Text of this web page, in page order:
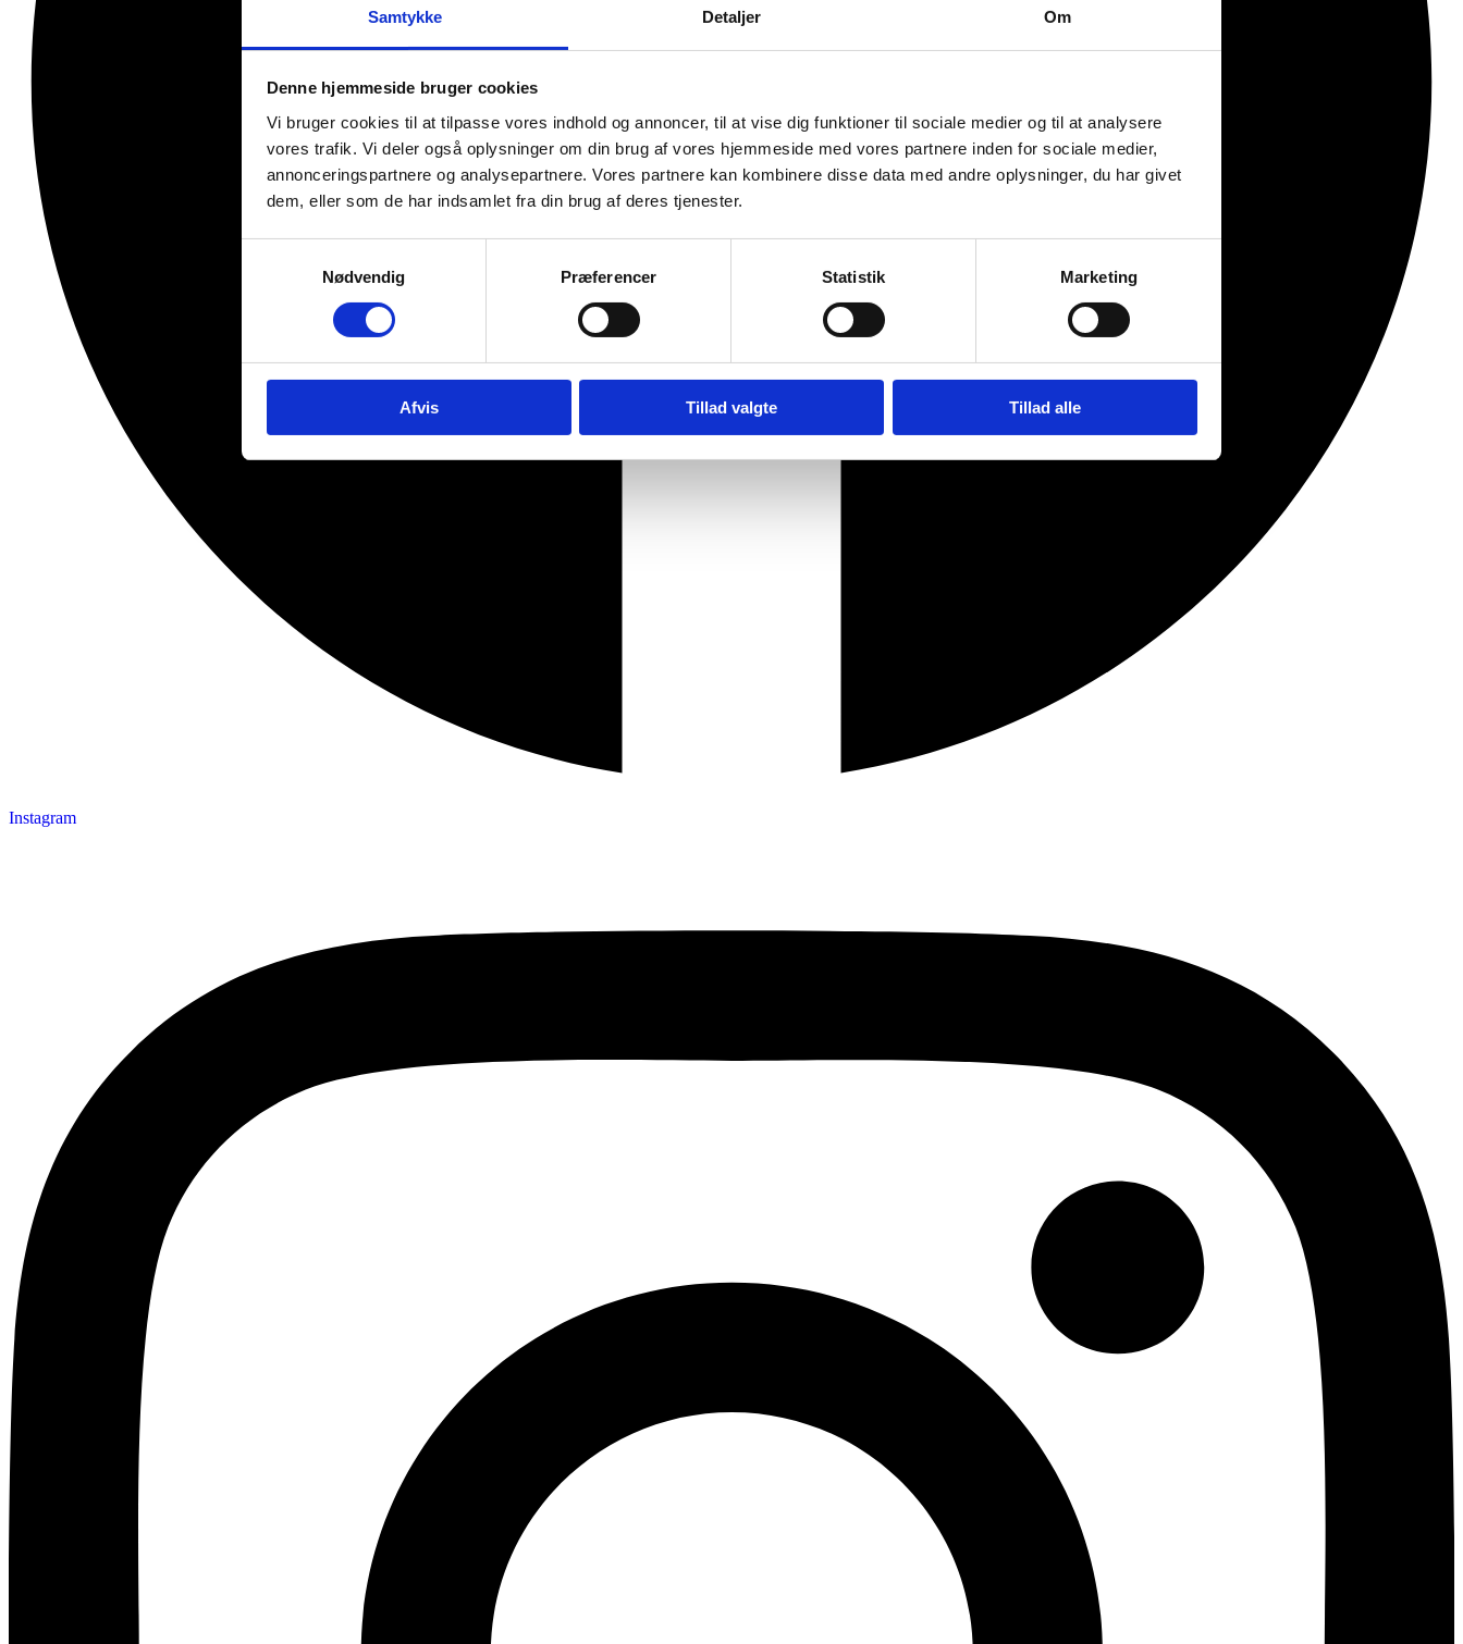
Samtykke Detaljer Om
Denne hjemmeside bruger cookies
Vi bruger cookies til at tilpasse vores indhold og annoncer, til at vise dig funktioner til sociale medier og til at analysere
vores trafik. Vi deler også oplysninger om din brug af vores hjemmeside med vores partnere inden for sociale medier,
annonceringspartnere og analysepartnere. Vores partnere kan kombinere disse data med andre oplysninger, du har givet
dem, eller som de har indsamlet fra din brug af deres tjenester.
Nødvendig
Præferencer Statistik Marketing
Afvis Tillad valgte Tillad alle
Instagram